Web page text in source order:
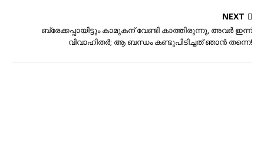
NEXT
ബ്രേക്കപ്പായിട്ടും കാമുകന് വേണ്ടി കാത്തിരുന്നു, അവര്‍ ഇന്ന്
വിവാഹിതര്‍; ആ ബന്ധം കണ്ടുപിടിച്ചത് ഞാന്‍ തന്നെ!